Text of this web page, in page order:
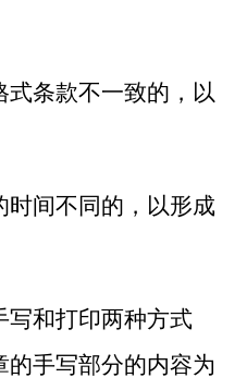
式条款不一致的，以
时间不同的，以形成
写和打印两种方式
手写部分的内容为